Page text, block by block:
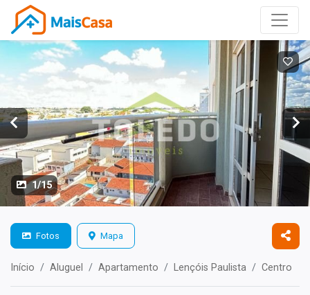
1/15
Fotos Mapa
Início Aluguel Apartamento Lençóis Paulista Centro